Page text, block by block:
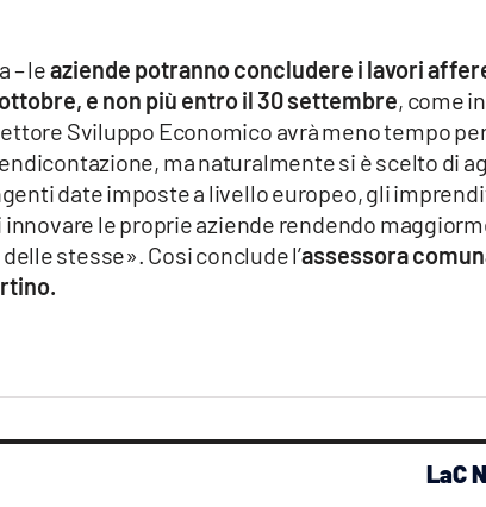
– leaziende potranno concludere i lavori
e non più entro il 30 settembre, come
Sviluppo Economico avrà meno tempo
ma naturalmente si è scelto di
date imposte a livello europeo, gli
innovare le proprie aziende rendendo
stesse». Cosi conclude l’assessora
LaC